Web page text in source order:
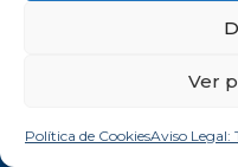
Ver
Política de CookiesAviso Legal:
Proyectos de Consultoría